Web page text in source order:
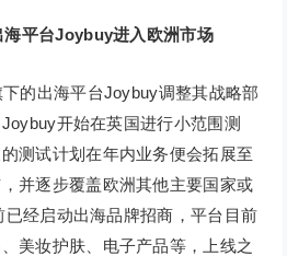
海平台Joybuy进入欧洲市场
的出海平台Joybuy调整其战略部
开始在英国进行小范围测
测试计划在年内业务便会拓展至
并逐步覆盖欧洲其他主要国家或
经启动出海品牌招商，平台目前
美妆护肤、电子产品等，上线之